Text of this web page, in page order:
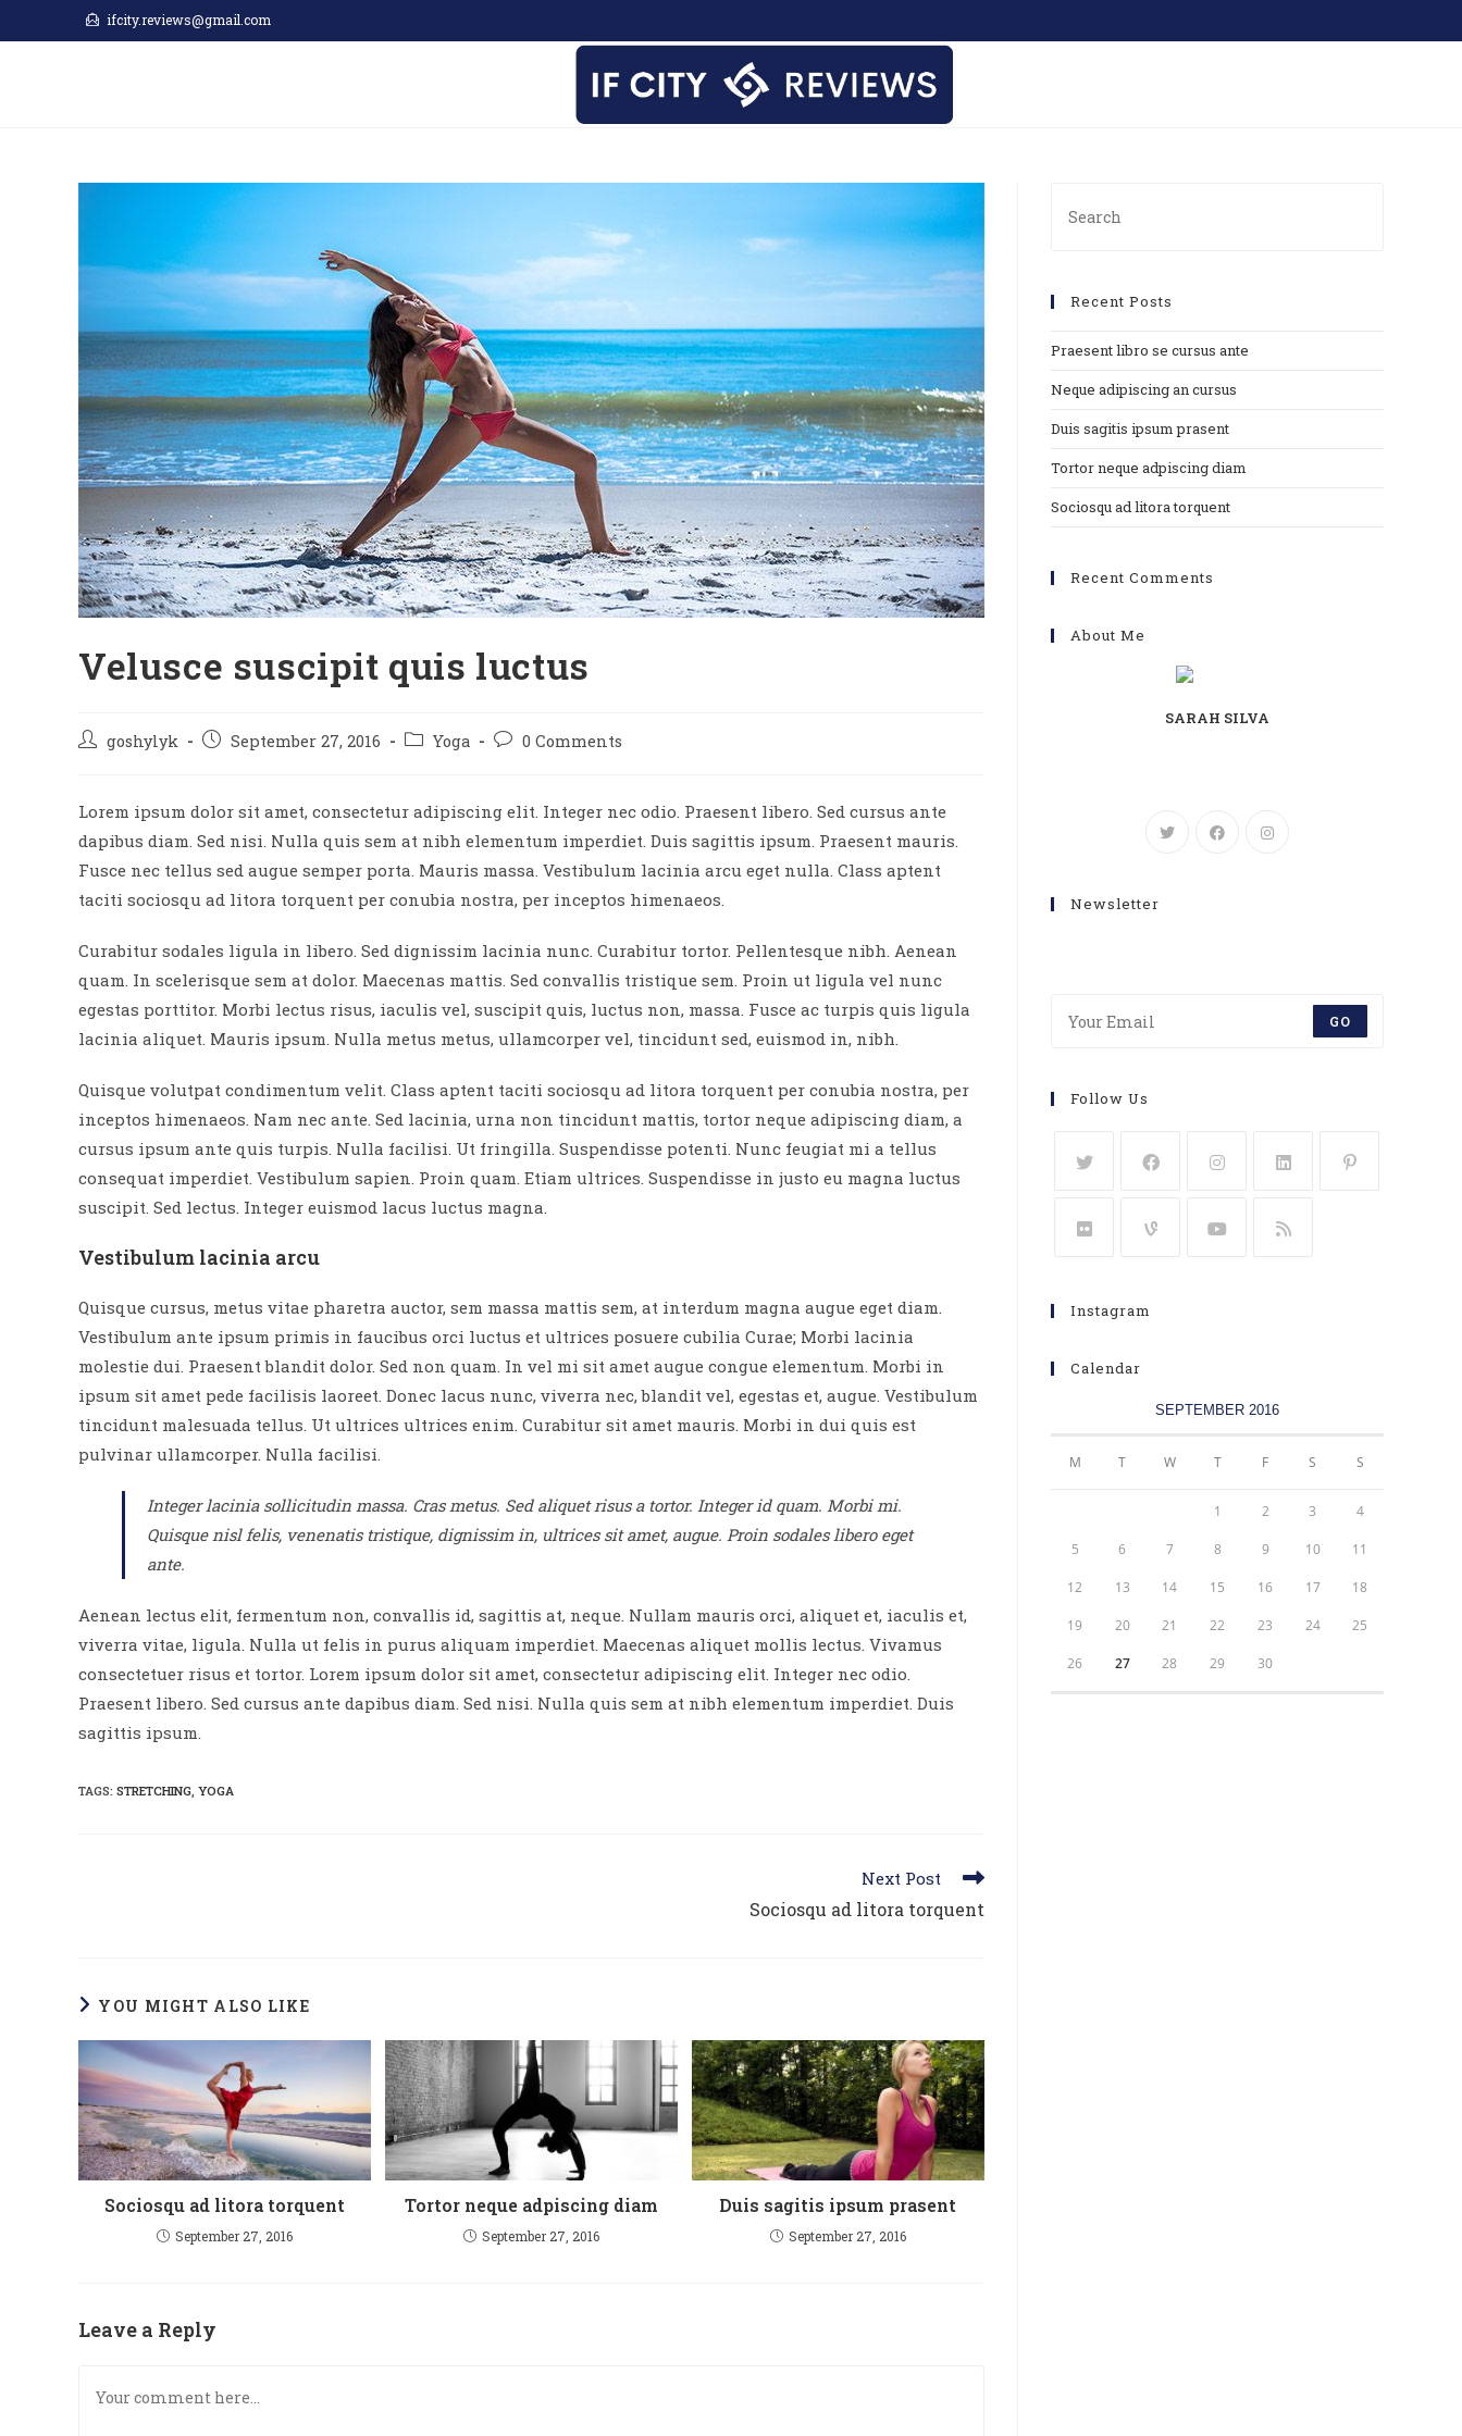
to
ifcity.reviews@gmail.com
Velusce suscipit quis luctus
Postgoshylyk
PostSeptember 27, 2016
PostYoga
Post0 Comments
Lorem ipsum dolor sit amet, consectetur adipiscing elit. Integer nec odio. Praesent libero. Sed cursus ante
dapibus diam. Sed nisi. Nulla quis sem at nibh elementum imperdiet. Duis sagittis ipsum. Praesent mauris.
Fusce nec tellus sed augue semper porta. Mauris massa. Vestibulum lacinia arcu eget nulla. Class aptent
taciti sociosqu ad litora torquent per conubia nostra, per inceptos himenaeos.
Curabitur sodales ligula in libero. Sed dignissim lacinia nunc. Curabitur tortor. Pellentesque nibh. Aenean
quam. In scelerisque sem at dolor. Maecenas mattis. Sed convallis tristique sem. Proin ut ligula vel nunc
egestas porttitor. Morbi lectus risus, iaculis vel, suscipit quis, luctus non, massa. Fusce ac turpis quis ligula
lacinia aliquet. Mauris ipsum. Nulla metus metus, ullamcorper vel, tincidunt sed, euismod in, nibh.
Quisque volutpat condimentum velit. Class aptent taciti sociosqu ad litora torquent per conubia nostra, per
inceptos himenaeos. Nam nec ante. Sed lacinia, urna non tincidunt mattis, tortor neque adipiscing diam, a
cursus ipsum ante quis turpis. Nulla facilisi. Ut fringilla. Suspendisse potenti. Nunc feugiat mi a tellus
consequat imperdiet. Vestibulum sapien. Proin quam. Etiam ultrices. Suspendisse in justo eu magna luctus
suscipit. Sed lectus. Integer euismod lacus luctus magna.
Vestibulum lacinia arcu
Quisque cursus, metus vitae pharetra auctor, sem massa mattis sem, at interdum magna augue eget diam.
Vestibulum ante ipsum primis in faucibus orci luctus et ultrices posuere cubilia Curae; Morbi lacinia
molestie dui. Praesent blandit dolor. Sed non quam. In vel mi sit amet augue congue elementum. Morbi in
ipsum sit amet pede facilisis laoreet. Donec lacus nunc, viverra nec, blandit vel, egestas et, augue. Vestibulum
tincidunt malesuada tellus. Ut ultrices ultrices enim. Curabitur sit amet mauris. Morbi in dui quis est
pulvinar ullamcorper. Nulla facilisi.
Integer lacinia sollicitudin massa. Cras metus. Sed aliquet risus a tortor. Integer id quam. Morbi mi.
Quisque nisl felis, venenatis tristique, dignissim in, ultrices sit amet, augue. Proin sodales libero eget
ante.
Aenean lectus elit, fermentum non, convallis id, sagittis at, neque. Nullam mauris orci, aliquet et, iaculis et,
viverra vitae, ligula. Nulla ut felis in purus aliquam imperdiet. Maecenas aliquet mollis lectus. Vivamus
consectetuer risus et tortor. Lorem ipsum dolor sit amet, consectetur adipiscing elit. Integer nec odio.
Praesent libero. Sed cursus ante dapibus diam. Sed nisi. Nulla quis sem at nibh elementum imperdiet. Duis
sagittis ipsum.
TAGS: STRETCHING, YOGA
Next Post
Sociosqu ad litora torquent
YOU MIGHT ALSO LIKE
Sociosqu ad litora torquent
September 27, 2016
Tortor neque adpiscing diam
September 27, 2016
Duis sagitis ipsum prasent
September 27, 2016
Leave a Reply
Recent Posts
Praesent libro se cursus ante
Neque adipiscing an cursus
Duis sagitis ipsum prasent
Tortor neque adpiscing diam
Sociosqu ad litora torquent
Recent Comments
About Me
SARAH SILVA
Newsletter
GO
Follow Us
Instagram
Calendar
SEPTEMBER 2016
M T W T F S S
1 2 3 4
5 6 7 8 9 10 11
12 13 14 15 16 17 18
19 20 21 22 23 24 25
26 27 28 29 30